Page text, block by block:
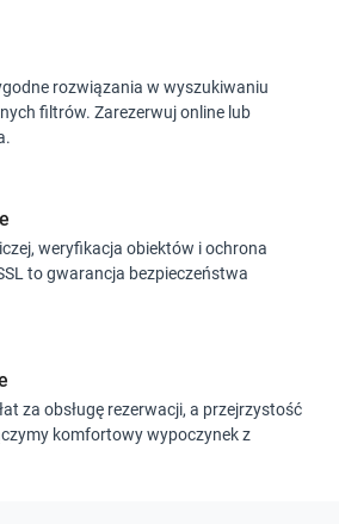
rozwiązania w wyszukiwaniu
filtrów. Zarezerwuj online lub
weryfikacja obiektów i ochrona
to gwarancja bezpieczeństwa
za obsługę rezerwacji, a przejrzystość
komfortowy wypoczynek z